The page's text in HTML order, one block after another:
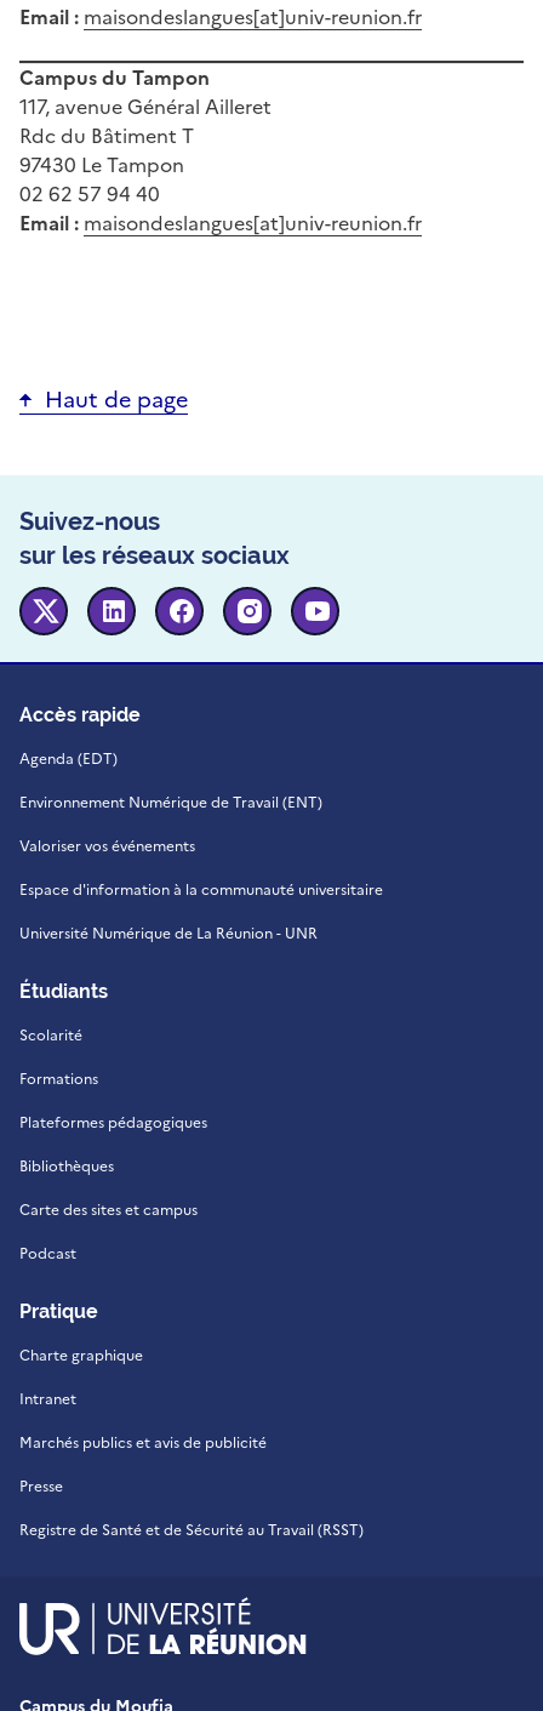
Email : maisondeslangues[at]univ-reunion.fr
Campus du Tampon
117, avenue Général Ailleret
Rdc du Bâtiment T
97430 Le Tampon
02 62 57 94 40
Email : maisondeslangues[at]univ-reunion.fr
Haut de page
Suivez-nous
sur les réseaux sociaux
Twitter Linkedin FacebookInstagram
Accès rapide
Agenda (EDT)
Environnement Numérique de Travail (ENT)
Valoriser vos événements
Espace d'information à la communauté universitaire
Université Numérique de La Réunion - UNR
Étudiants
Scolarité
Formations
Plateformes pédagogiques
Bibliothèques
Carte des sites et campus
Podcast
Pratique
Charte graphique
Intranet
Marchés publics et avis de publicité
Presse
Registre de Santé et de Sécurité au Travail (RSST)